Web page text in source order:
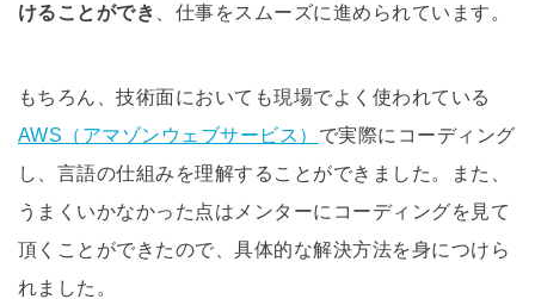
けることができ
、仕事をスムーズに進められています。
もちろん、技術面においても現場でよく使われている
AWS（アマゾンウェブサービス） で実際にコーディング
し、言語の仕組みを理解することができました。また、
うまくいかなかった点はメンターにコーディングを見て
頂くことができたので、具体的な解決方法を身につけら
れました。